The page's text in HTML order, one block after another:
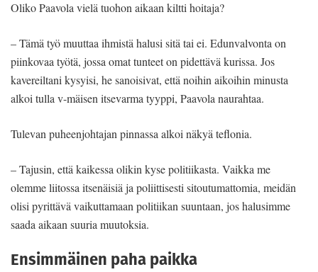
Oliko Paavola vielä tuohon aikaan kiltti hoitaja?
– Tämä työ muuttaa ihmistä halusi sitä tai ei. Edunvalvonta on
piinkovaa työtä, jossa omat tunteet on pidettävä kurissa. Jos
kavereiltani kysyisi, he sanoisivat, että noihin aikoihin minusta
alkoi tulla v-mäisen itsevarma tyyppi, Paavola naurahtaa.
Tulevan puheenjohtajan pinnassa alkoi näkyä teflonia.
– Tajusin, että kaikessa olikin kyse politiikasta. Vaikka me
olemme liitossa itsenäisiä ja poliittisesti sitoutumattomia, meidän
olisi pyrittävä vaikuttamaan politiikan suuntaan, jos halusimme
saada aikaan suuria muutoksia.
Ensimmäinen paha paikka